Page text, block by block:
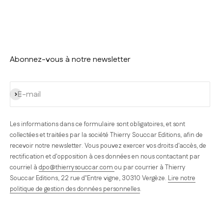
Abonnez-vous à notre newsletter
E-mail
S'inscrire
Les informations dans ce formulaire sont obligatoires, et sont
collectées et traitées par la société Thierry Souccar Editions, afin de
recevoir notre newsletter. Vous pouvez exercer vos droits d'accès, de
rectification et d'opposition à ces données en nous contactant par
courriel à dpo@thierrysouccar.com ou par courrier à Thierry
Souccar Editions, 22 rue d’Entre vigne, 30310 Vergèze. Lire notre
politique de gestion des données personnelles.